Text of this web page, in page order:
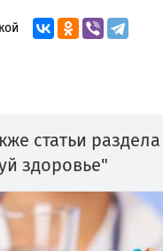
статьи раздела
здоровье"